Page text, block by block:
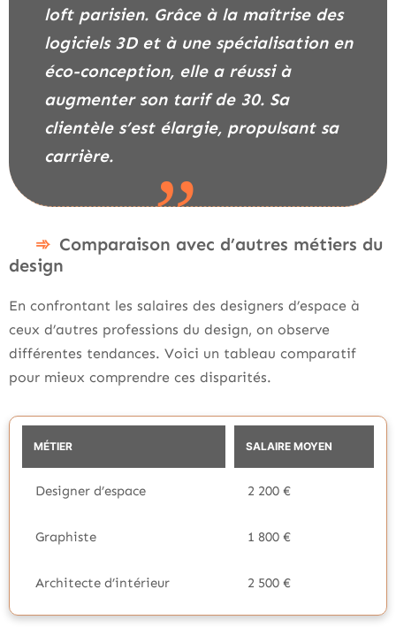
loft parisien. Grâce à la maîtrise des
logiciels 3D et à une spécialisation en
éco-conception, elle a réussi à
augmenter son tarif de 30. Sa
clientèle s’est élargie, propulsant sa
carrière.
Comparaison avec d’autres métiers du
design
En confrontant les salaires des designers d’espace à
ceux d’autres professions du design, on observe
différentes tendances. Voici un tableau comparatif
pour mieux comprendre ces disparités.
MÉTIER SALAIRE MOYEN
Designer d’espace 2 200 €
Graphiste 1 800 €
Architecte d’intérieur 2 500 €